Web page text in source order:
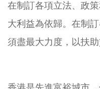
在制訂各項立法、政
大利益為依歸。在制
須盡最大力度，以扶